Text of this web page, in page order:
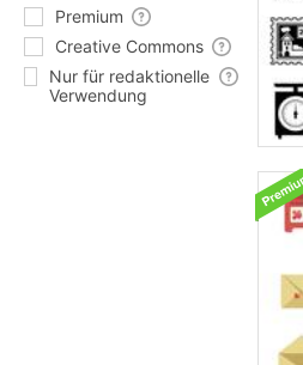
Premium
Creative Commons
Nur für redaktionelle
Verwendung